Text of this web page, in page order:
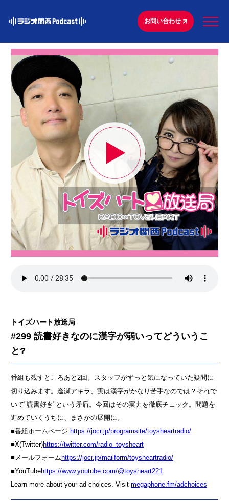
お問い合わせ
トイズハート放送局
#299 読書好きなのに漢字が弱いってどういうこ
と?
番組も残すところあと2回。スタッフがずっと気になっていた疑問に
切り込みます。逢瀬アキラ、実は漢字がかなり苦手なのでは？それで
いて"読書好き"という矛盾。今回はその実力を徹底チェック。問題を
進めていくうちに、まさかの展開に。
■番組ホームページ ⁠⁠⁠⁠⁠⁠⁠⁠⁠⁠⁠⁠⁠⁠⁠⁠⁠⁠⁠⁠⁠⁠⁠⁠⁠⁠⁠⁠⁠⁠ https://jocr.jp/programsite/toysheartradio/⁠⁠⁠⁠⁠⁠⁠⁠⁠⁠⁠⁠⁠⁠⁠⁠⁠⁠⁠⁠⁠⁠⁠⁠⁠⁠⁠⁠⁠⁠
■X(Twitter)⁠⁠⁠⁠⁠⁠⁠⁠⁠⁠⁠⁠⁠⁠⁠⁠⁠⁠⁠⁠⁠⁠⁠⁠⁠⁠⁠⁠⁠⁠https://twitter.com/radio_toysheart⁠⁠⁠⁠⁠⁠⁠⁠⁠⁠⁠⁠⁠⁠⁠⁠⁠⁠⁠⁠⁠⁠⁠⁠⁠⁠⁠⁠⁠⁠
■メールフォーム ⁠⁠⁠⁠⁠⁠⁠⁠⁠⁠⁠⁠⁠⁠⁠⁠⁠⁠⁠⁠⁠⁠⁠⁠⁠⁠⁠⁠⁠⁠https://jocr.jp/mailform/toysheartradio/⁠⁠⁠⁠⁠⁠⁠⁠⁠⁠⁠⁠⁠⁠⁠⁠⁠⁠⁠⁠⁠⁠⁠⁠⁠⁠⁠⁠⁠⁠
■YouTube⁠⁠⁠⁠⁠⁠⁠⁠⁠⁠⁠⁠⁠⁠⁠⁠⁠⁠⁠⁠⁠⁠⁠⁠⁠⁠⁠⁠⁠⁠https://www.youtube.com/@toysheart221⁠⁠⁠⁠⁠⁠⁠⁠⁠⁠
Learn more about your ad choices. Visit megaphone.fm/adchoices